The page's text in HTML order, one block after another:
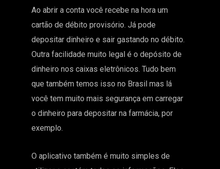
Ao abrir a conta você recebe na hora um
cartão de débito provisório. Já pode
depositar dinheiro e sair gastando no débito.
Outra facilidade muito legal é o depósito de
dinheiro nos caixas eletrônicos. Tudo bem
que também temos isso no Brasil mas lá
você tem muito mais segurança em carregar
o dinheiro para depositar na farmácia, por
exemplo.
O aplicativo também é muito simples de